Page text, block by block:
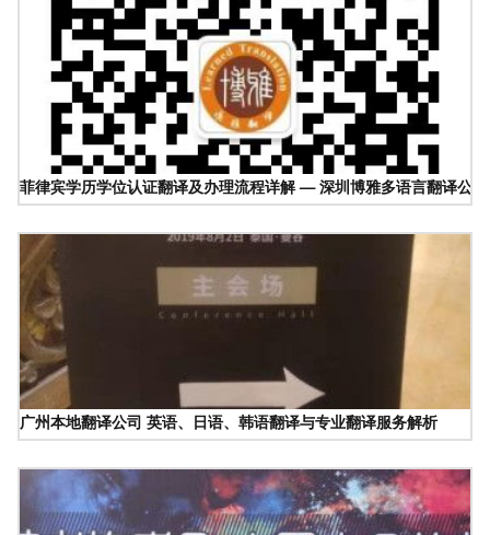
菲律宾学历学位认证翻译及办理流程详解 — 深圳博雅多语言翻译公
广州本地翻译公司 英语、日语、韩语翻译与专业翻译服务解析